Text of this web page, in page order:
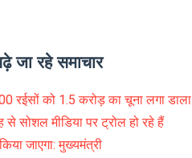
जा रहे समाचार
रईसों को 1.5 करोड़ का चूना लगा डाला
से सोशल मीडिया पर ट्रोल हो रहे हैं
जाएगा: मुख्यमंत्री